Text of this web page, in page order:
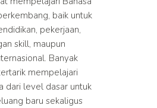
baik untuk
pekerjaan,
skill, maupun
Banyak
mempelajari
dari level dasar untuk
baru sekaligus